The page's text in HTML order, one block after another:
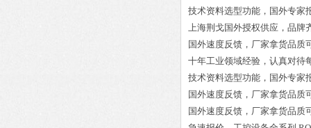
技术资料选型功能，国外专家
上海荆戈国外授权供应，品牌
国外速度反馈，厂家拿货品质
十年工业领域经验，认真对待
技术资料选型功能，国外专家
国外速度反馈，厂家拿货品质
国外速度反馈，厂家拿货品质